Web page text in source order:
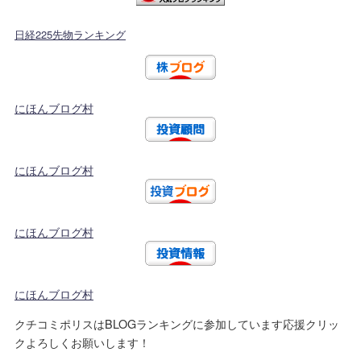
日経225先物ランキング
にほんブログ村
にほんブログ村
にほんブログ村
にほんブログ村
クチコミポリスはBLOGランキングに参加しています応援クリッ
クよろしくお願いします！